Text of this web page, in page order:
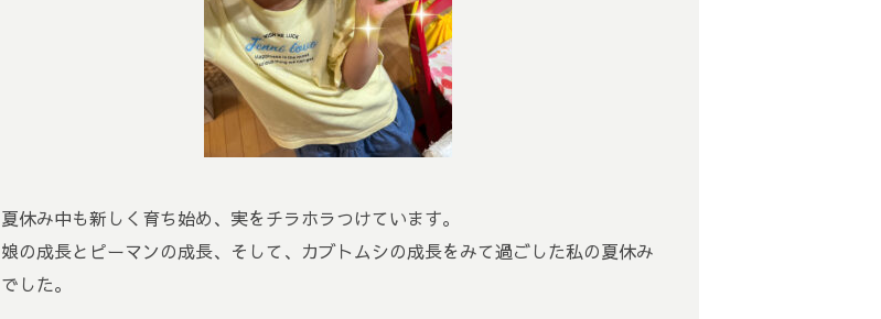
夏休み中も新しく育ち始め、実をチラホラつけています。
娘の成長とピーマンの成長、そして、カブトムシの成長をみて過ごした私の夏休み
でした。